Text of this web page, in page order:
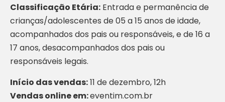
Classificação Etária: Entrada e permanência de
crianças/adolescentes de 05 a 15 anos de idade,
acompanhados dos pais ou responsáveis, e de 16 a
17 anos, desacompanhados dos pais ou
responsáveis legais.
Início das vendas:11 de dezembro, 12h
Vendas online em:eventim.com.br